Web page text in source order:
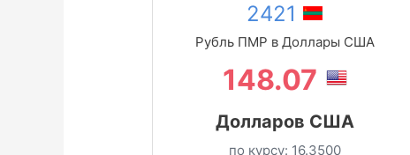
2421
Рубль ПМР в Доллары США
148.07
Долларов США
по курсу: 16.3500